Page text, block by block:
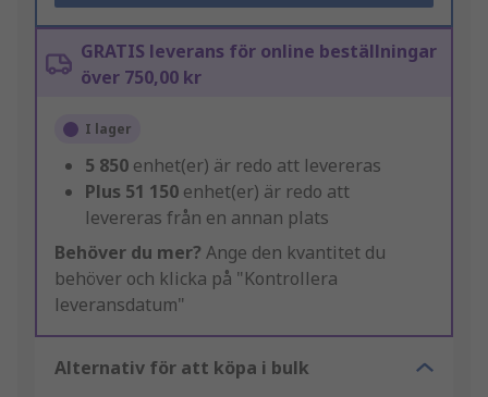
GRATIS leverans för online beställningar
över 750,00 kr
I lager
5 850 enhet(er) är redo att levereras
Plus 51 150 enhet(er) är redo att
levereras från en annan plats
Behöver du mer? Ange den kvantitet du
behöver och klicka på "Kontrollera
leveransdatum"
Alternativ för att köpa i bulk